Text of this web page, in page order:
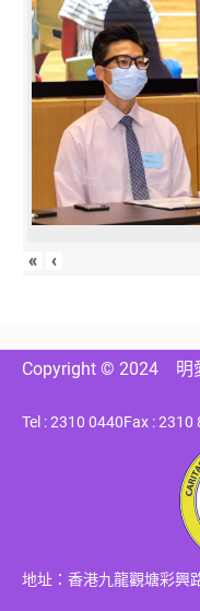
« ‹
Copyright © 2024 明
Tel : 2310 0440Fax : 2310
地址：香港九龍觀塘彩興